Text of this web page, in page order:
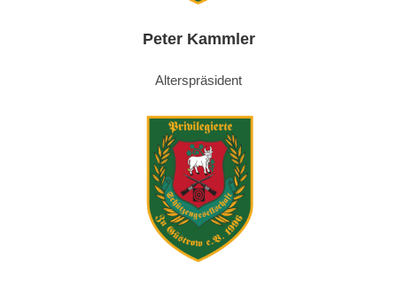
Peter Kammler
Alterspräsident